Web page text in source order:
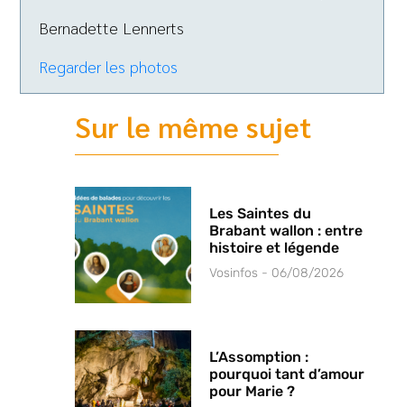
Bernadette Lennerts
Regarder les photos
Sur le même sujet
Les Saintes du
Brabant wallon : entre
histoire et légende
Vosinfos 06/08/2026
L’Assomption :
pourquoi tant d’amour
pour Marie ?